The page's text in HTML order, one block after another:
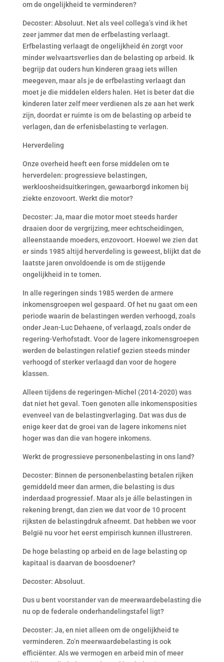
om de ongelijkheid te verminderen?
Decoster: Absoluut. Net als veel collega’s vind ik het
zeer jammer dat men de erfbelasting verlaagt.
Erfbelasting verlaagt de ongelijkheid én zorgt voor
minder welvaartsverlies dan de belasting op arbeid. Ik
begrijp dat ouders hun kinderen graag iets willen
meegeven, maar als je de erfbelasting verlaagt dan
moet je die middelen elders halen. Het is beter dat die
kinderen later zelf meer verdienen als ze aan het werk
zijn, doordat er ruimte is om de belasting op arbeid te
verlagen, dan de erfenisbelasting te verlagen.
Herverdeling
Onze overheid heeft een forse middelen om te
herverdelen: progressieve belastingen,
werkloosheidsuitkeringen, gewaarborgd inkomen bij
ziekte enzovoort. Werkt die motor?
Decoster: Ja, maar die motor moet steeds harder
draaien door de vergrijzing, meer echtscheidingen,
alleenstaande moeders, enzovoort. Hoewel we zien dat
er sinds 1985 altijd herverdeling is geweest, blijkt dat de
laatste jaren onvoldoende is om de stijgende
ongelijkheid in te tomen.
In alle regeringen sinds 1985 werden de armere
inkomensgroepen wel gespaard. Of het nu gaat om een
periode waarin de belastingen werden verhoogd, zoals
onder Jean-Luc Dehaene, of verlaagd, zoals onder de
regering-Verhofstadt. Voor de lagere inkomensgroepen
werden de belastingen relatief gezien steeds minder
verhoogd of sterker verlaagd dan voor de hogere
klassen.
Alleen tijdens de regeringen-Michel (2014-2020) was
dat niet het geval. Toen genoten alle inkomensposities
evenveel van de belastingverlaging. Dat was dus de
enige keer dat de groei van de lagere inkomens niet
hoger was dan die van hogere inkomens.
Werkt de progressieve personenbelasting in ons land?
Decoster: Binnen de personenbelasting betalen rijken
gemiddeld meer dan armen, die belasting is dus
inderdaad progressief. Maar als je álle belastingen in
rekening brengt, dan zien we dat voor de 10 procent
rijksten de belastingdruk afneemt. Dat hebben we voor
België nu voor het eerst empirisch kunnen illustreren.
De hoge belasting op arbeid en de lage belasting op
kapitaal is daarvan de boosdoener?
Decoster: Absoluut.
Dus u bent voorstander van de meerwaardebelasting die
nu op de federale onderhandelingstafel ligt?
Decoster: Ja, en niet alleen om de ongelijkheid te
verminderen. Zo’n meerwaardebelasting is ook
efficiënter. Als we vermogen en arbeid min of meer